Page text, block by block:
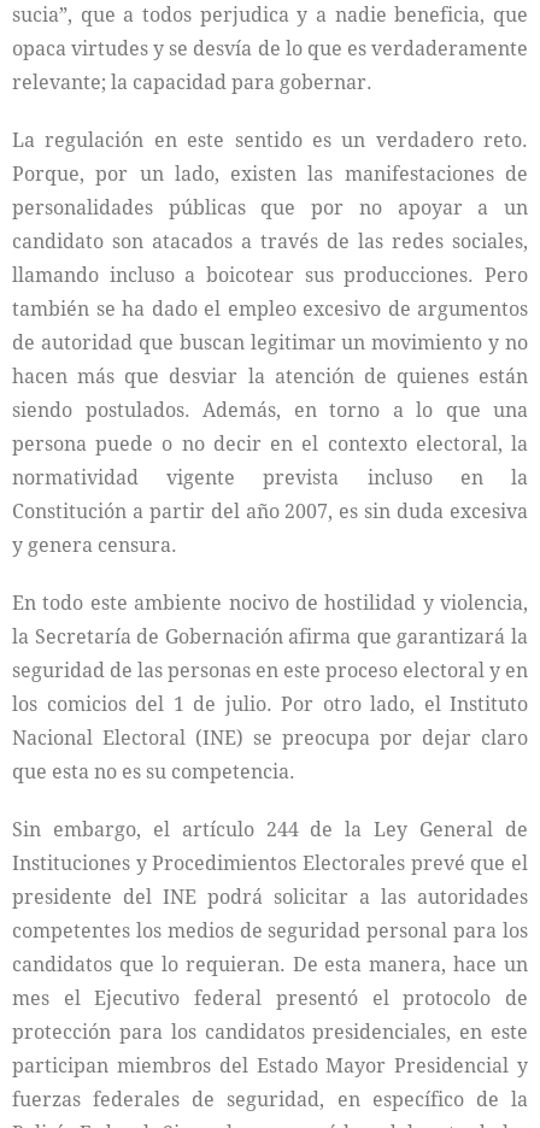
sucia”, que a todos perjudica y a nadie beneficia, que
opaca virtudes y se desvía de lo que es verdaderamente
relevante; la capacidad para gobernar.
La regulación en este sentido es un verdadero reto.
Porque, por un lado, existen las manifestaciones de
personalidades públicas que por no apoyar a un
candidato son atacados a través de las redes sociales,
llamando incluso a boicotear sus producciones. Pero
también se ha dado el empleo excesivo de argumentos
de autoridad que buscan legitimar un movimiento y no
hacen más que desviar la atención de quienes están
siendo postulados. Además, en torno a lo que una
persona puede o no decir en el contexto electoral, la
normatividad vigente prevista incluso en la
Constitución a partir del año 2007, es sin duda excesiva
y genera censura.
En todo este ambiente nocivo de hostilidad y violencia,
la Secretaría de Gobernación afirma que garantizará la
seguridad de las personas en este proceso electoral y en
los comicios del 1 de julio. Por otro lado, el Instituto
Nacional Electoral (INE) se preocupa por dejar claro
que esta no es su competencia.
Sin embargo, el artículo 244 de la Ley General de
Instituciones y Procedimientos Electorales prevé que el
presidente del INE podrá solicitar a las autoridades
competentes los medios de seguridad personal para los
candidatos que lo requieran. De esta manera, hace un
mes el Ejecutivo federal presentó el protocolo de
protección para los candidatos presidenciales, en este
participan miembros del Estado Mayor Presidencial y
fuerzas federales de seguridad, en específico de la